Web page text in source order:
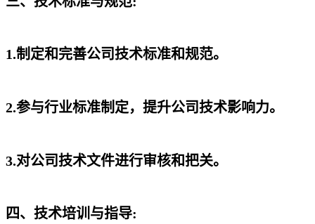
1.制定和完善公司技术标准和规范。
2.参与行业标准制定，提升公司技术影响力。
3.对公司技术文件进行审核和把关。
四、技术培训与指导: